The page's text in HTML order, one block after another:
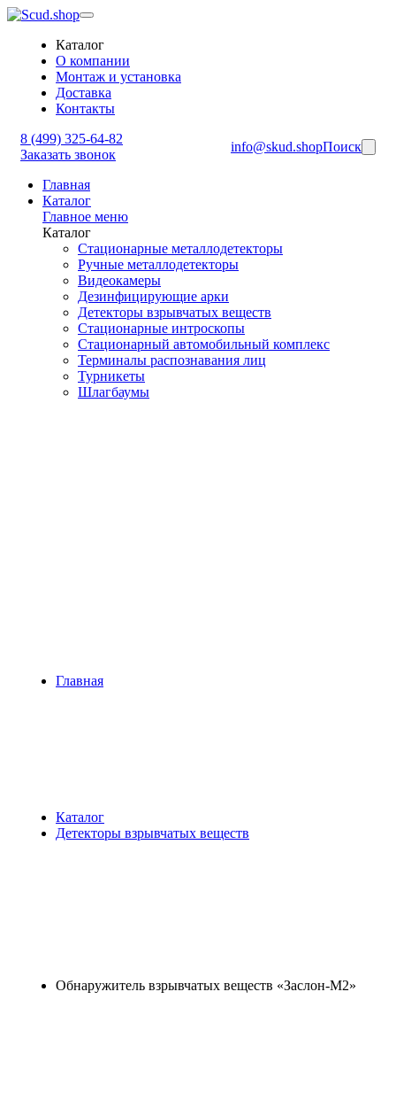
Каталог
О компании
Монтаж и установка
Доставка
Контакты
8 (499) 325-64-82
Заказать звонок
info@skud.shopПоиск
Главная
Каталог
Главное меню
Каталог
Стационарные металлодетекторы
Ручные металлодетекторы
Видеокамеры
Дезинфицирующие арки
Детекторы взрывчатых веществ
Стационарные интроскопы
Стационарный автомобильный комплекс
Терминалы распознавания лиц
Турникеты
Шлагбаумы
Главная
Каталог
Детекторы взрывчатых веществ
Обнаружитель взрывчатых веществ «Заслон-М2»